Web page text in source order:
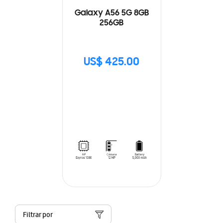
Galaxy A56 5G 8GB
256GB
US$ 425.00
Filtrar por